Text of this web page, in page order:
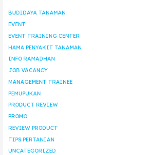
BUDIDAYA TANAMAN
EVENT
EVENT TRAINING CENTER
HAMA PENYAKIT TANAMAN
INFO RAMADHAN
JOB VACANCY
MANAGEMENT TRAINEE
PEMUPUKAN
PRODUCT REVIEW
PROMO
REVIEW PRODUCT
TIPS PERTANIAN
UNCATEGORIZED